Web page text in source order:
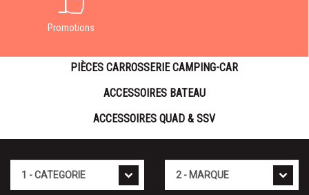
Promotions
PIÈCES CARROSSERIE CAMPING-CAR
ACCESSOIRES BATEAU
ACCESSOIRES QUAD & SSV